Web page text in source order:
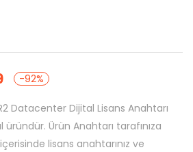
-92%
Datacenter Dijital Lisans Anahtarı
Ürün Anahtarı tarafınıza
lisans anahtarınız ve